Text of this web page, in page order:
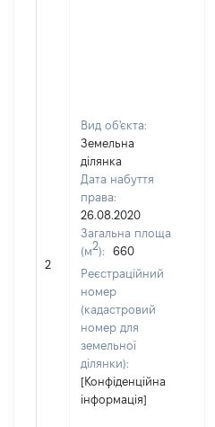
2
Вид об'єкта:
Земельна
ділянка
Дата набуття
права:
26.08.2020
Загальна площа
(м2):
660
Реєстраційний
номер
(кадастровий
номер для
земельної
ділянки):
[Конфіденційна
інформація]